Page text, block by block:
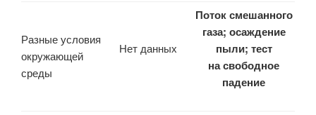
Разные условия
окружающей
среды
Нет данных
Поток смешанного
газа; осаждение
пыли; тест
насвободное
падение